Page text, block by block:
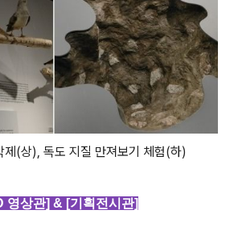
(상), 독도 지질 만져보기 체험(하)
영상관] & [기획전시관]